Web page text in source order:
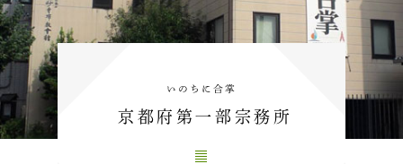
いのちに合掌
京都府第一部宗務所